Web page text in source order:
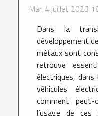
Mar. 4 juillet 2023
Dans la
développement
métaux sont
retrouve
électriques,
véhicules
comment
l’usage de ces